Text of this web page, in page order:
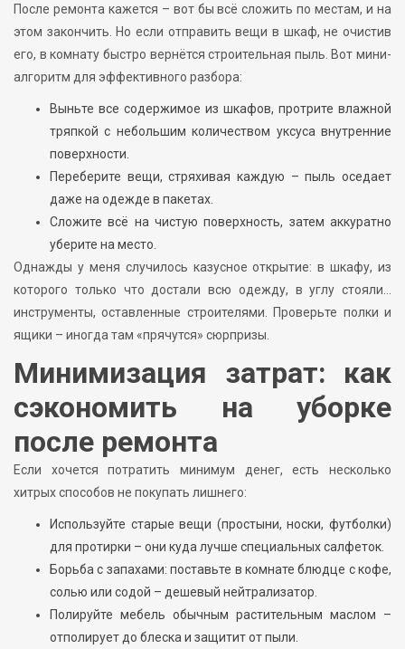
После ремонта кажется – вот бы всё сложить по местам, и на
этом закончить. Но если отправить вещи в шкаф, не очистив
его, в комнату быстро вернётся строительная пыль. Вот мини-
алгоритм для эффективного разбора:
Выньте все содержимое из шкафов, протрите влажной
тряпкой с небольшим количеством уксуса внутренние
поверхности.
Переберите вещи, стряхивая каждую – пыль оседает
даже на одежде в пакетах.
Сложите всё на чистую поверхность, затем аккуратно
уберите на место.
Однажды у меня случилось казусное открытие: в шкафу, из
которого только что достали всю одежду, в углу стояли…
инструменты, оставленные строителями. Проверьте полки и
ящики – иногда там «прячутся» сюрпризы.
Минимизация затрат: как
сэкономить на уборке
после ремонта
Если хочется потратить минимум денег, есть несколько
хитрых способов не покупать лишнего:
Используйте старые вещи (простыни, носки, футболки)
для протирки – они куда лучше специальных салфеток.
Борьба с запахами: поставьте в комнате блюдце с кофе,
солью или содой – дешевый нейтрализатор.
Полируйте мебель обычным растительным маслом –
отполирует до блеска и защитит от пыли.